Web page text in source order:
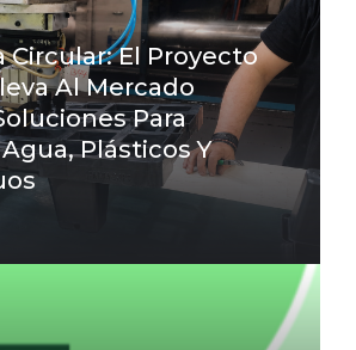
Circular: El Proyecto
Al Mercado
Para
Plásticos Y